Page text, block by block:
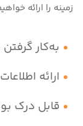
زمینه را ارائه
به‌کار
ارائه
قابل درک